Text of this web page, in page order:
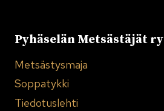
Pyhäselän Metsästäjät ry
Metsästysmaja
Soppatykki
Tiedotuslehti